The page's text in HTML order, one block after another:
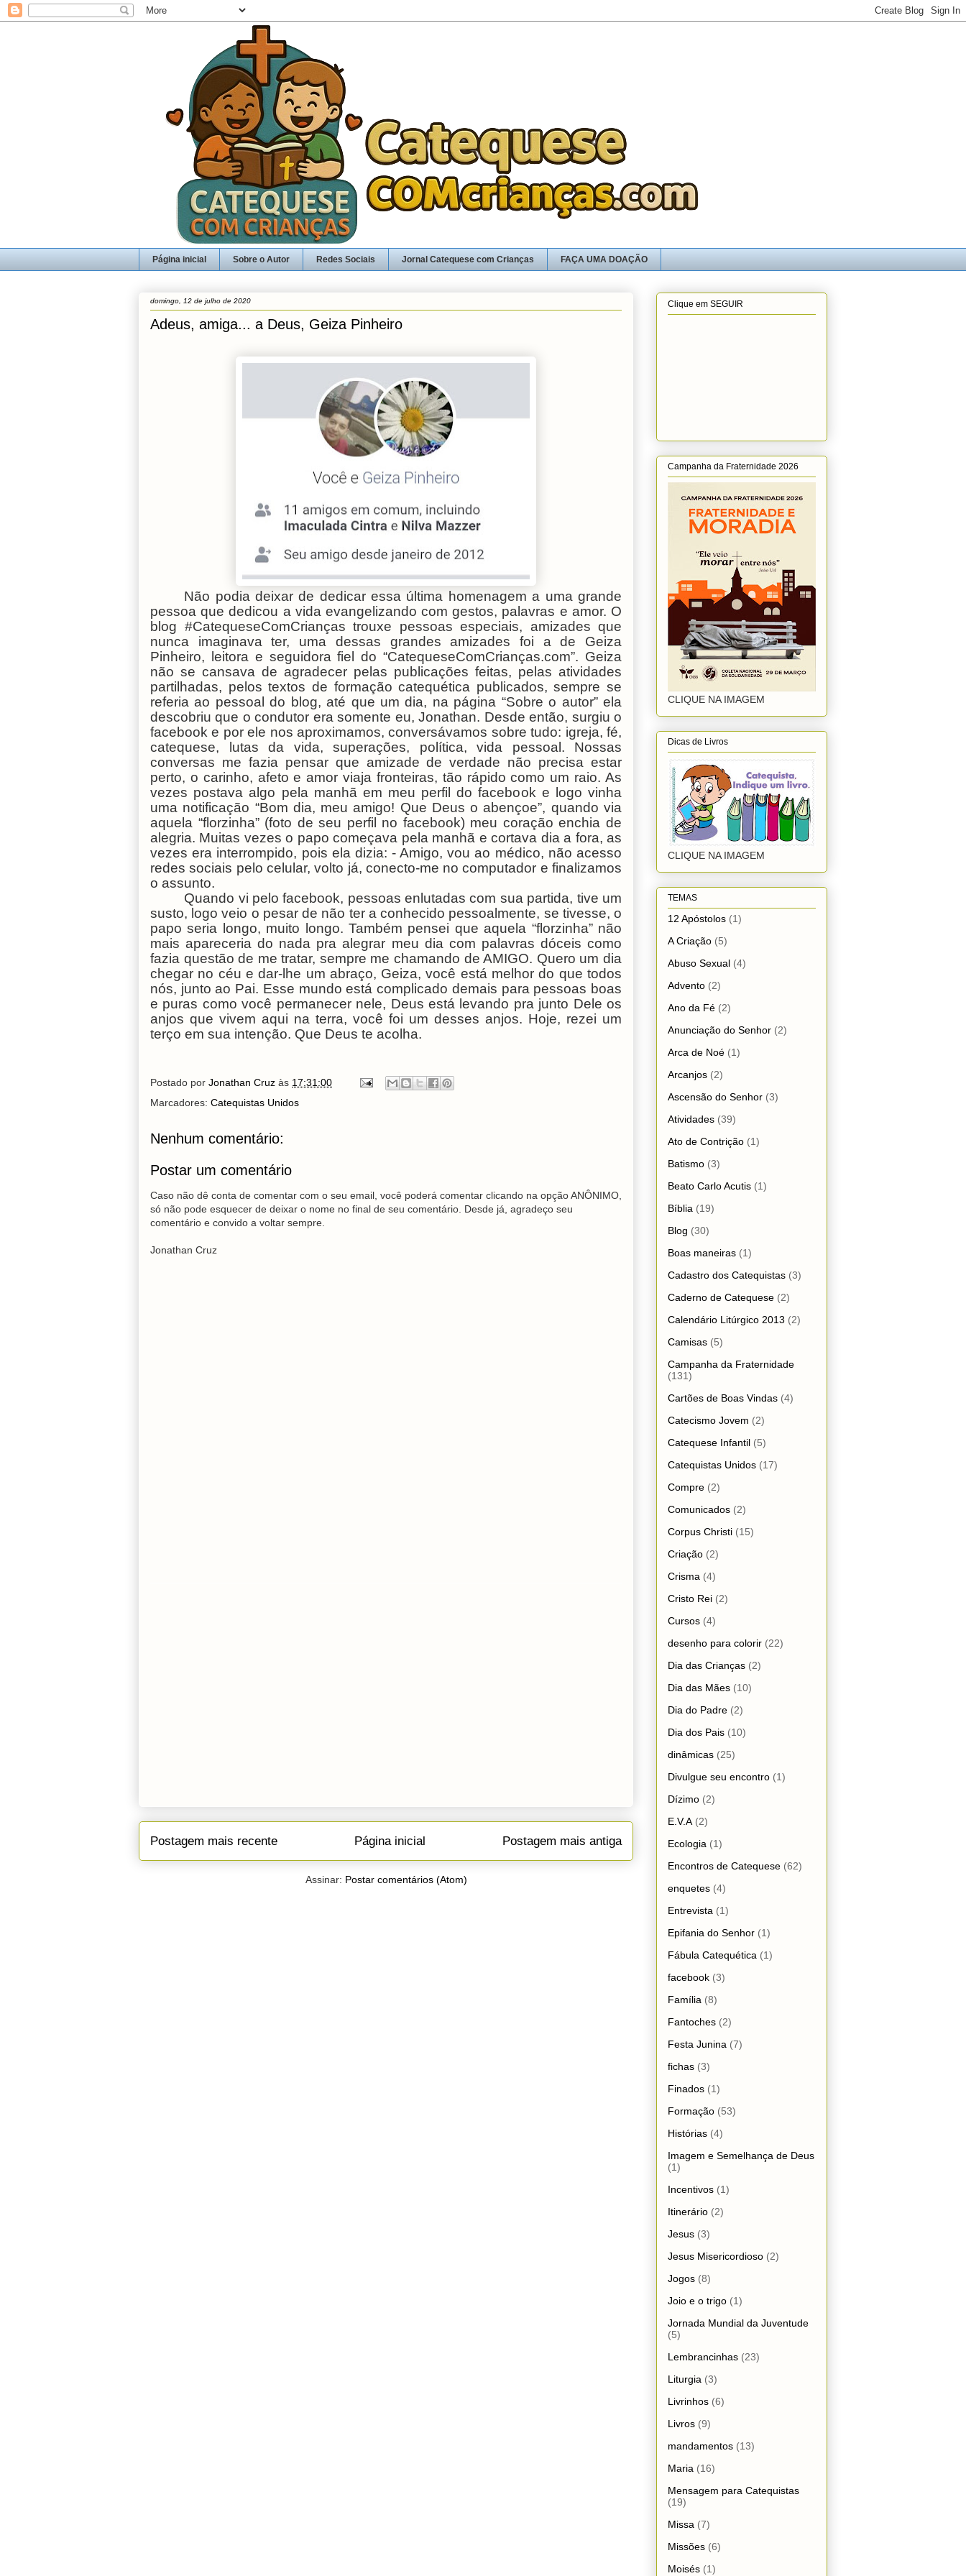
Página inicial Sobre o Autor Redes Sociais Jornal Catequese com Crianças FAÇA UMA DOAÇÃO
domingo, 12 de julho de 2020
Adeus, amiga... a Deus, Geiza Pinheiro
Não podia deixar de dedicar essa última homenagem a uma grande
pessoa que dedicou a vida evangelizando com gestos, palavras e amor. O
blog #CatequeseComCrianças trouxe pessoas especiais, amizades que
nunca imaginava ter, uma dessas grandes amizades foi a de Geiza
Pinheiro, leitora e seguidora fiel do “CatequeseComCrianças.com”. Geiza
não se cansava de agradecer pelas publicações feitas, pelas atividades
partilhadas, pelos textos de formação catequética publicados, sempre se
referia ao pessoal do blog, até que um dia, na página “Sobre o autor” ela
descobriu que o condutor era somente eu, Jonathan. Desde então, surgiu o
facebook e por ele nos aproximamos, conversávamos sobre tudo: igreja, fé,
catequese, lutas da vida, superações, política, vida pessoal. Nossas
conversas me fazia pensar que amizade de verdade não precisa estar
perto, o carinho, afeto e amor viaja fronteiras, tão rápido como um raio. As
vezes postava algo pela manhã em meu perfil do facebook e logo vinha
uma notificação “Bom dia, meu amigo! Que Deus o abençoe”, quando via
aquela “florzinha” (foto de seu perfil no facebook) meu coração enchia de
alegria. Muitas vezes o papo começava pela manhã e cortava dia a fora, as
vezes era interrompido, pois ela dizia: - Amigo, vou ao médico, não acesso
redes sociais pelo celular, volto já, conecto-me no computador e finalizamos
o assunto.
Quando vi pelo facebook, pessoas enlutadas com sua partida, tive um
susto, logo veio o pesar de não ter a conhecido pessoalmente, se tivesse, o
papo seria longo, muito longo. Também pensei que aquela “florzinha” não
mais apareceria do nada pra alegrar meu dia com palavras dóceis como
fazia questão de me tratar, sempre me chamando de AMIGO. Quero um dia
chegar no céu e dar-lhe um abraço, Geiza, você está melhor do que todos
nós, junto ao Pai. Esse mundo está complicado demais para pessoas boas
e puras como você permanecer nele, Deus está levando pra junto Dele os
anjos que vivem aqui na terra, você foi um desses anjos. Hoje, rezei um
terço em sua intenção. Que Deus te acolha.
Postado por Jonathan Cruz às 17:31:00
Marcadores: Catequistas Unidos
Nenhum comentário:
Postar um comentário
Caso não dê conta de comentar com o seu email, você poderá comentar clicando na opção ANÔNIMO,
só não pode esquecer de deixar o nome no final de seu comentário. Desde já, agradeço seu
comentário e convido a voltar sempre.
Jonathan Cruz
Postagem mais recente Postagem mais antiga
Página inicial
Assinar: Postar comentários (Atom)
Clique em SEGUIR
Campanha da Fraternidade 2026
CLIQUE NA IMAGEM
Dicas de Livros
CLIQUE NA IMAGEM
TEMAS
12 Apóstolos (1)
A Criação (5)
Abuso Sexual (4)
Advento (2)
Ano da Fé (2)
Anunciação do Senhor (2)
Arca de Noé (1)
Arcanjos (2)
Ascensão do Senhor (3)
Atividades (39)
Ato de Contrição (1)
Batismo (3)
Beato Carlo Acutis (1)
Bíblia (19)
Blog (30)
Boas maneiras (1)
Cadastro dos Catequistas (3)
Caderno de Catequese (2)
Calendário Litúrgico 2013 (2)
Camisas (5)
Campanha da Fraternidade
(131)
Cartões de Boas Vindas (4)
Catecismo Jovem (2)
Catequese Infantil (5)
Catequistas Unidos (17)
Compre (2)
Comunicados (2)
Corpus Christi (15)
Criação (2)
Crisma (4)
Cristo Rei (2)
Cursos (4)
desenho para colorir (22)
Dia das Crianças (2)
Dia das Mães (10)
Dia do Padre (2)
Dia dos Pais (10)
dinâmicas (25)
Divulgue seu encontro (1)
Dízimo (2)
E.V.A (2)
Ecologia (1)
Encontros de Catequese (62)
enquetes (4)
Entrevista (1)
Epifania do Senhor (1)
Fábula Catequética (1)
facebook (3)
Família (8)
Fantoches (2)
Festa Junina (7)
fichas (3)
Finados (1)
Formação (53)
Histórias (4)
Imagem e Semelhança de Deus
(1)
Incentivos (1)
Itinerário (2)
Jesus (3)
Jesus Misericordioso (2)
Jogos (8)
Joio e o trigo (1)
Jornada Mundial da Juventude
(5)
Lembrancinhas (23)
Liturgia (3)
Livrinhos (6)
Livros (9)
mandamentos (13)
Maria (16)
Mensagem para Catequistas
(19)
Missa (7)
Missões (6)
Moisés (1)